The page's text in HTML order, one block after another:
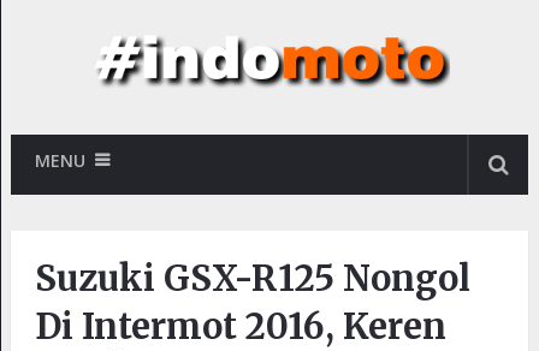
MENU
Suzuki GSX-R125 Nongol
Di Intermot 2016, Keren